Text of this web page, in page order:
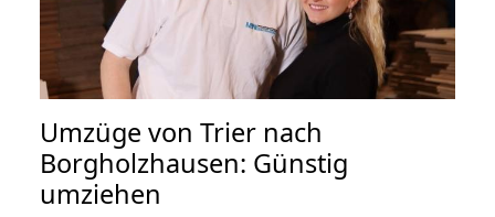
Umzüge von Trier nach
Borgholzhausen: Günstig
umziehen